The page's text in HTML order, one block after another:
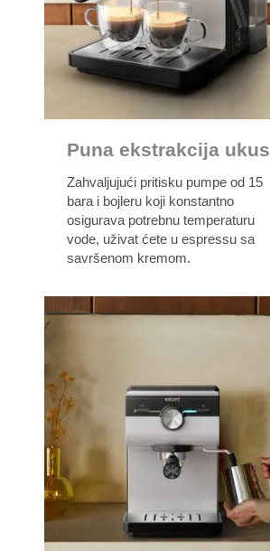
Puna ekstrakcija
Zahvaljujući pritisku pumpe od 15
bara i bojleru koji konstantno
osigurava potrebnu temperaturu
vode, uživat ćete u espressu sa
savršenom kremom.